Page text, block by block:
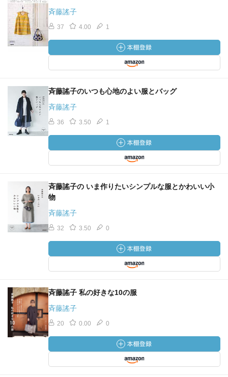
斉藤謠子
37 4.00 1
斉藤謠子のいつも心地のよい服とバッグ
斉藤謠子
36 3.50 1
斉藤謠子の いま作りたいシンプルな服とかわいい小
物
斉藤謠子
32 3.50 0
斉藤謠子 私の好きな10の服
斉藤謠子
20 0.00 0